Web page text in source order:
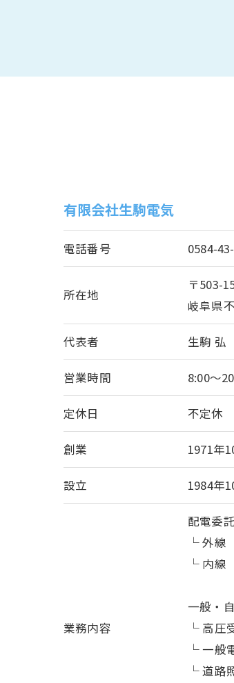
有限会社生駒電気
電話番号 0584-
所在地
〒503-
岐阜県
代表者 生駒 弘
営業時間 8:00～
定休日 不定休
創業 1971年
設立 1984年
業務内容
配電委
└ 外線
└ 内線
一般・
└ 高圧
└ 一般
└ 道路